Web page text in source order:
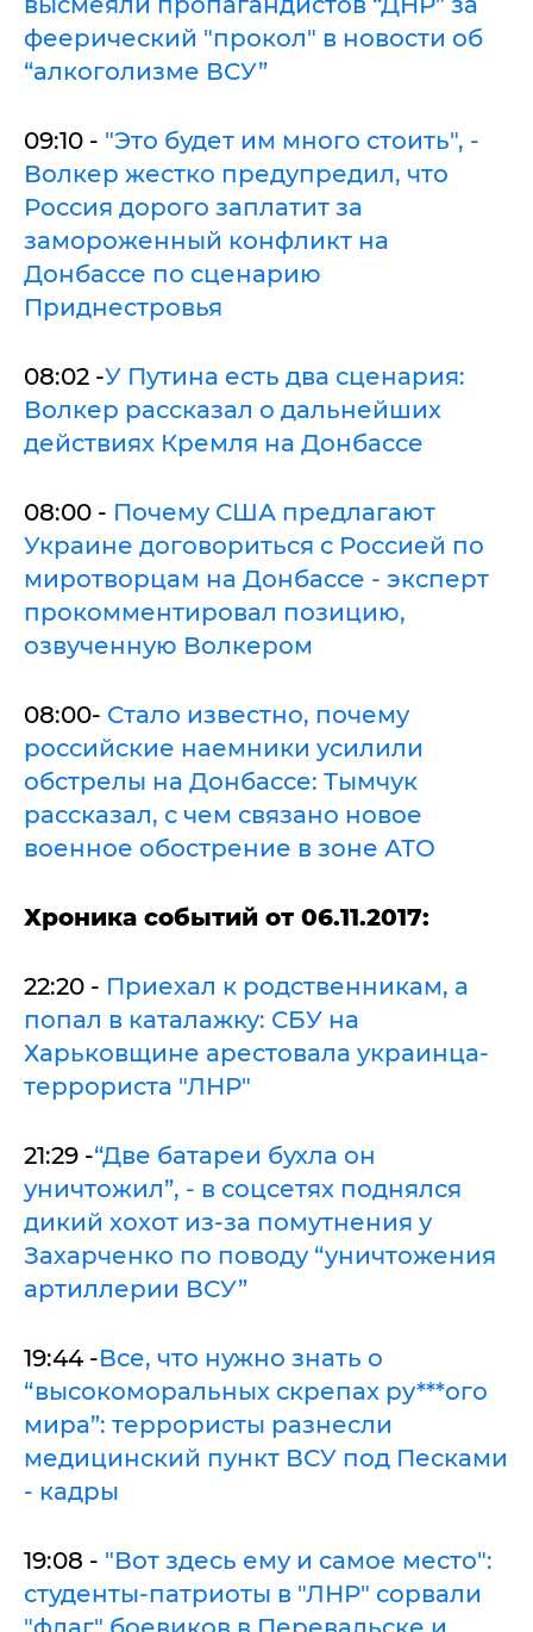
феерический "прокол" в новости об
“алкоголизме ВСУ”
09:10 - "Это будет им много стоить", -
Волкер жестко предупредил, что
Россия дорого заплатит за
замороженный конфликт на
Донбассе по сценарию
Приднестровья
08:02 -У Путина есть два сценария:
Волкер рассказал о дальнейших
действиях Кремля на Донбассе
08:00 - Почему США предлагают
Украине договориться с Россией по
миротворцам на Донбассе - эксперт
прокомментировал позицию,
озвученную Волкером
08:00- Стало известно, почему
российские наемники усилили
обстрелы на Донбассе: Тымчук
рассказал, с чем связано новое
военное обострение в зоне АТО
Хроника событий от 06.11.2017:
22:20 - Приехал к родственникам, а
попал в каталажку: СБУ на
Харьковщине арестовала украинца-
террориста "ЛНР"
21:29 -“Две батареи бухла он
уничтожил”, - в соцсетях поднялся
дикий хохот из-за помутнения у
Захарченко по поводу “уничтожения
артиллерии ВСУ”
19:44 -Все, что нужно знать о
“высокоморальных скрепах ру***ого
мира”: террористы разнесли
медицинский пункт ВСУ под Песками
- кадры
19:08 - "Вот здесь ему и самое место":
студенты-патриоты в "ЛНР" сорвали